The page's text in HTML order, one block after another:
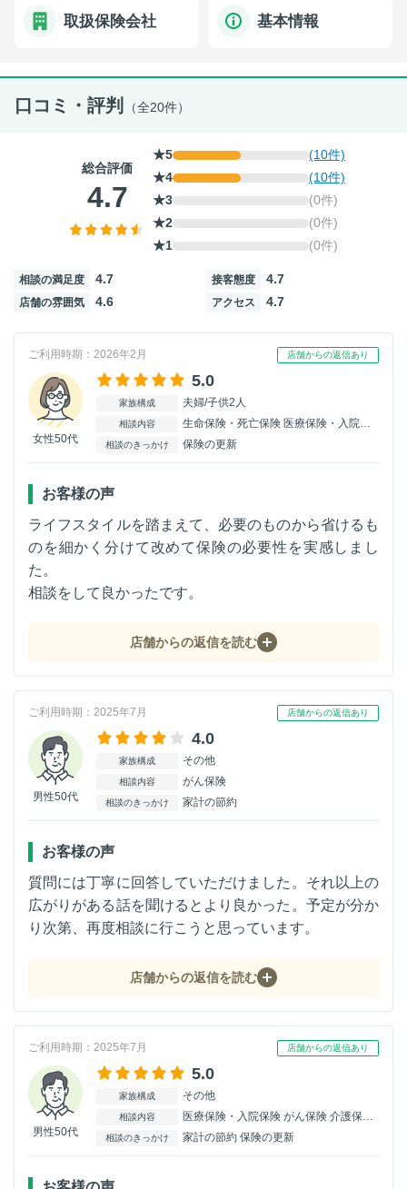
取扱保険会社 基本情報
口コミ・評判 （全20件）
総合評価
4.7
★5
(10件)
★4
(10件)
★3
(0件)
★2
(0件)
★1
(0件)
相談の満足度 4.7 接客態度 4.7
店舗の雰囲気 4.6 アクセス 4.7
ご利用時期：2026年2月 店舗からの返信あり
女性50代
5.0
家族構成 夫婦/子供2人
相談内容 生命保険・死亡保険 医療保険・入院保険
相談のきっかけ 保険の更新
お客様の声
ライフスタイルを踏まえて、必要のものから省けるも
のを細かく分けて改めて保険の必要性を実感しまし
た。
相談をして良かったです。
店舗からの返信を読む
ご利用時期：2025年7月 店舗からの返信あり
男性50代
4.0
家族構成 その他
相談内容 がん保険
相談のきっかけ 家計の節約
お客様の声
質問には丁寧に回答していただけました。それ以上の
広がりがある話を聞けるとより良かった。予定が分か
り次第、再度相談に行こうと思っています。
店舗からの返信を読む
ご利用時期：2025年7月 店舗からの返信あり
男性50代
5.0
家族構成 その他
相談内容 医療保険・入院保険 がん保険 介護保険 個人年金保険
相談のきっかけ 家計の節約 保険の更新